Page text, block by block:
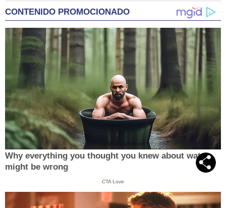
CONTENIDO PROMOCIONADO
Why everything you thought you knew about water
might be wrong
CTA Love